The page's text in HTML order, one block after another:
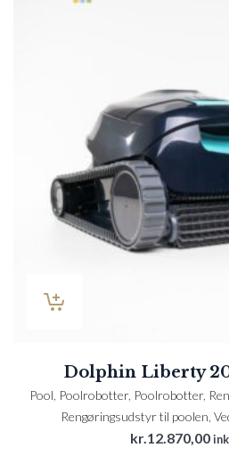
Dolphin Liberty
Pool Poolrobotter, Poolrobotter,
Rengøringsudstyr til poolen
kr.12.870,00